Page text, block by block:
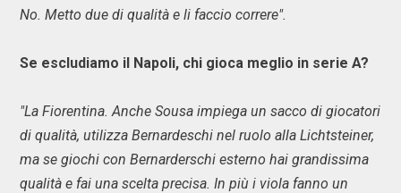
No. Metto due di qualità e li faccio correre".
Se escludiamo il Napoli, chi gioca meglio in serie A?
"La Fiorentina. Anche Sousa impiega un sacco di giocatori
di qualità, utilizza Bernardeschi nel ruolo alla Lichtsteiner,
ma se giochi con Bernarderschi esterno hai grandissima
qualità e fai una scelta precisa. In più i viola fanno un